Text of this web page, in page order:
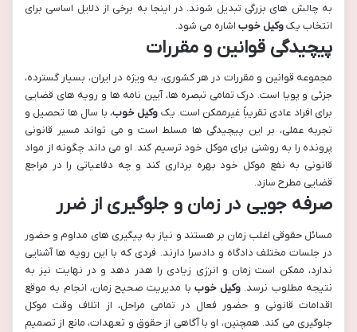
به چالش های بزرگی تبدیل شوند. در اینجا به برخی از دلایل اساسی برای
انتخاب یکوکیل خوب اشاره می شود.
پیچیدگی قوانین و مقررات
مجموعه قوانین و مقررات در هر کشوری، به ویژه در ایران، بسیار گسترده،
جزئی و پویا است. درک تمامی تبصره ها، آیین نامه ها و رویه های قضایی
برای افراد عادی تقریباً غیرممکن است. یک وکیل خوب، با سال ها تحصیل و
تجربه عملی، بر این پیچیدگی ها مسلط است و می تواند مسیر قانونی
پرونده را به روشنی برای موکل خود ترسیم کند. او می داند چگونه از مواد
قانونی به نفع موکل خود بهره برداری کند و چه دفاعیاتی را در مراجع
قضایی مطرح سازد.
صرفه جویی در زمان و جلوگیری از ضرر
مسائل حقوقی اغلب زمان بر هستند و نیاز به پیگیری های مداوم و حضور
در جلسات مختلف دادگاه و دادسرا دارند. فردی که با این رویه ها آشنایی
ندارد، ممکن است زمان و انرژی زیادی را هدر دهد و در نهایت نیز به
نتیجه مطلوب نرسد. وکیل خوب با مدیریت صحیح زمان، انجام به موقع
اقدامات قانونی و حضور فعال در تمامی مراحل، از اتلاف وقت موکل
جلوگیری می کند. همچنین، او با آگاهی از حقوق و تعهدات، مانع از تصمیم